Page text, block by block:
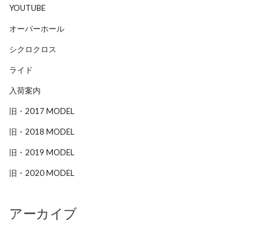
YOUTUBE
オーバーホール
シクロクロス
ライド
入荷案内
旧・2017 MODEL
旧・2018 MODEL
旧・2019 MODEL
旧・2020 MODEL
アーカイブ